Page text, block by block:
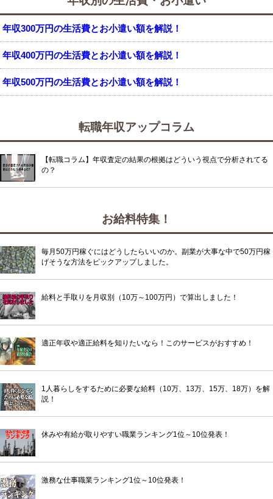
年収300万円の生活費とお小遣い額を解説！
年収400万円の生活費とお小遣い額を解説！
年収500万円の生活費とお小遣い額を解説！
転職年収アップコラム
【転職コラム】年収査定の結果の根拠はどういう視点で分析されてる
の？
お給料特集！
毎月50万円稼ぐにはどうしたらいいのか。副業が大事な中で50万円稼
げそうな方法をピックアップしました。
給料と手取りを月収別（10万～100万円）で算出しました！
適正年収や適正給料を知りたいなら！このサービスがおすすめ！
1人暮らしをするために必要な給料（10万、13万、15万、18万）を解
説！
休みや有給が取りやすい職業ランキング1位～10位発表！
激務な仕事職業ランキング1位～10位発表！